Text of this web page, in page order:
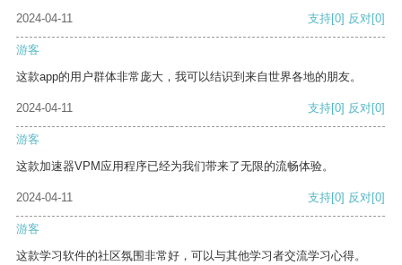
2024-04-11 支持[0] 反对[0]
游客
这款app的用户群体非常庞大，我可以结识到来自世界各地的朋友。
2024-04-11 支持[0] 反对[0]
游客
这款加速器VPM应用程序已经为我们带来了无限的流畅体验。
2024-04-11 支持[0] 反对[0]
游客
这款学习软件的社区氛围非常好，可以与其他学习者交流学习心得。